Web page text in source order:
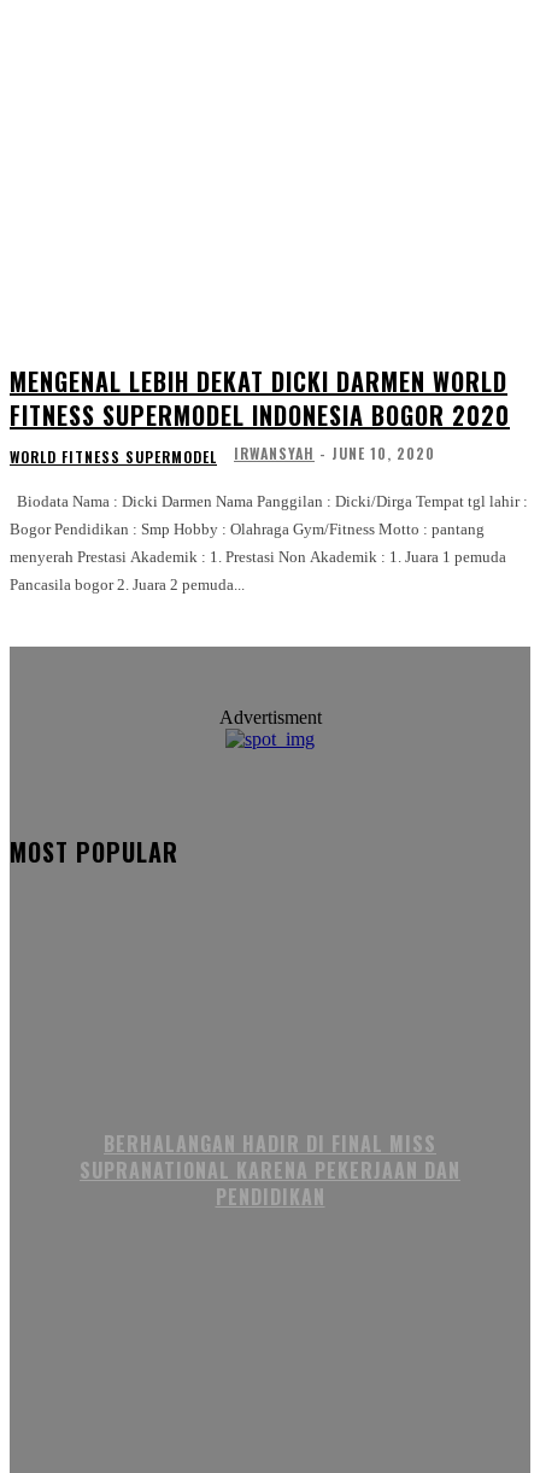
MENGENAL LEBIH DEKAT DICKI DARMEN WORLD
FITNESS SUPERMODEL INDONESIA BOGOR 2020
WORLD FITNESS SUPERMODEL IRWANSYAH - JUNE 10, 2020
Bogor Pendidikan : Smp Hobby : Olahraga Gym/Fitness Motto : pantang
menyerah Prestasi Akademik : 1. Prestasi Non Akademik : 1. Juara 1 pemuda
Pancasila bogor 2. Juara 2 pemuda...
Advertisment
MOST POPULAR
BERHALANGAN HADIR DI FINAL MISS
SUPRANATIONAL KARENA PEKERJAAN DAN
PENDIDIKAN